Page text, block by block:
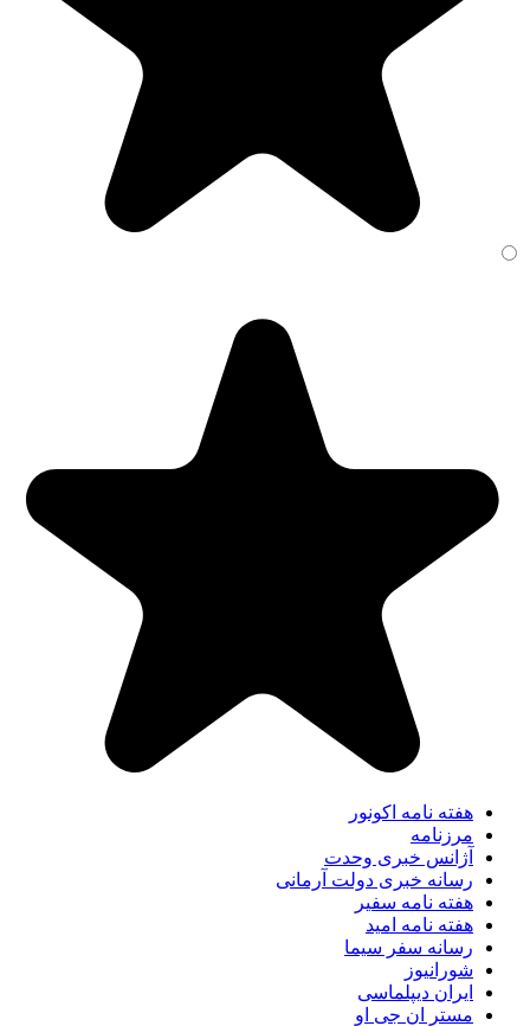
هفته نامه اکونور
مرزنامه
آژانس خبری وحدت
رسانه خبری دولت آرمانی
هفته نامه سفیر
هفته نامه امید
رسانه سفر سیما
شورانیوز
ایران دیپلماسی
مستر ان جی او